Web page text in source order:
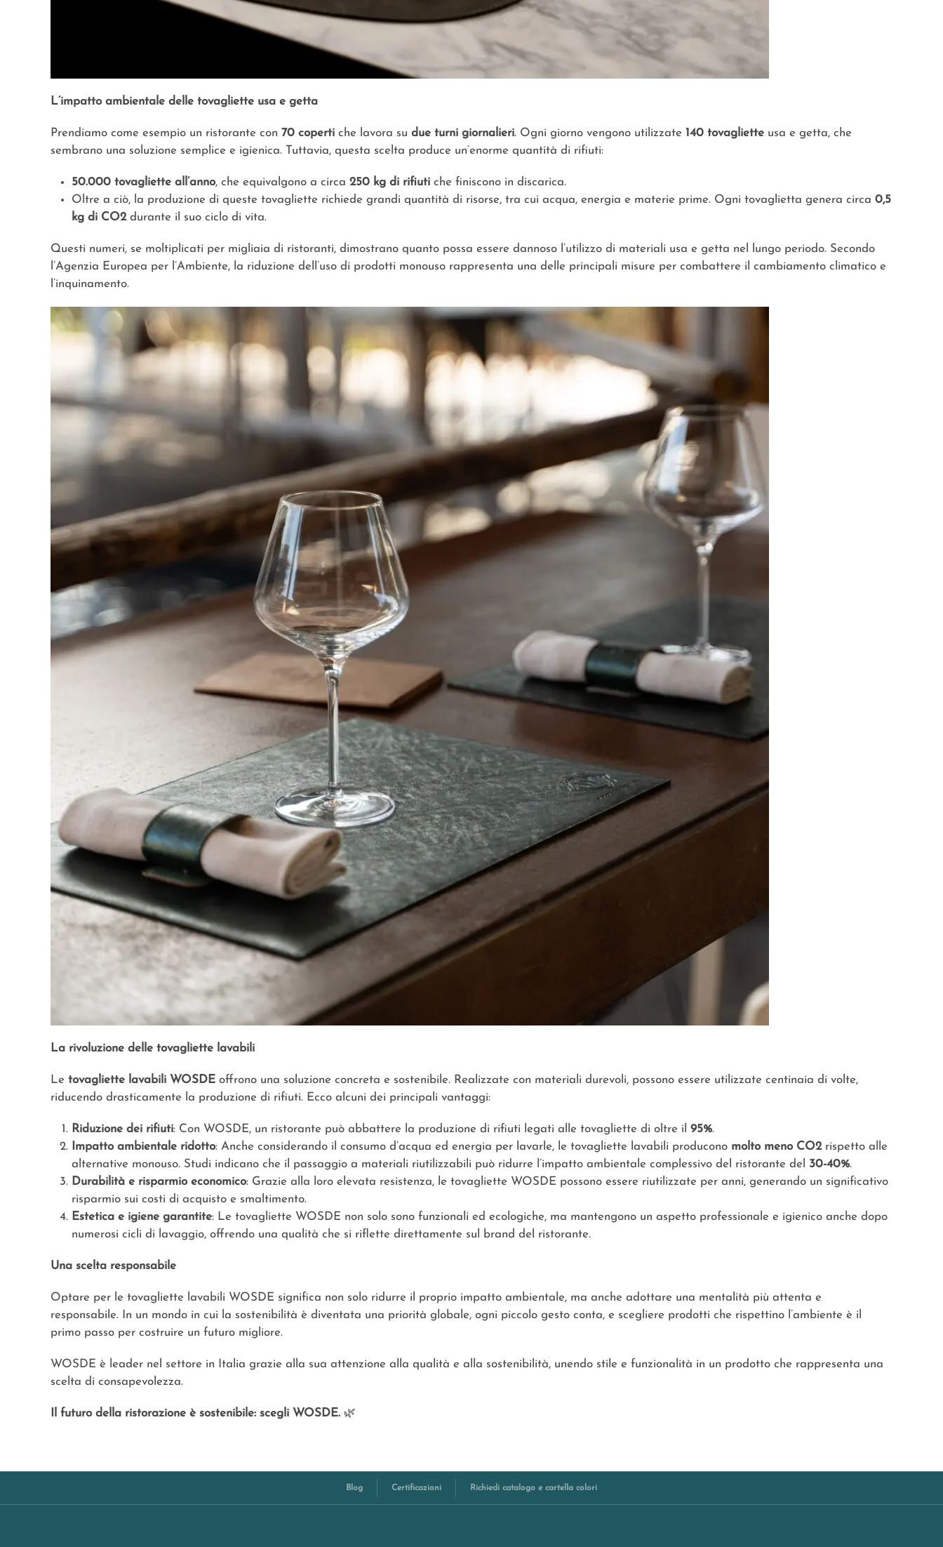
L’impatto ambientale delle tovagliette usa e getta
Prendiamo come esempio un ristorante con 70 coperti che lavora su due turni giornalieri. Ogni giorno vengono utilizzate 140 tovagliette usa e getta, che
sembrano una soluzione semplice e igienica. Tuttavia, questa scelta produce un’enorme quantità di rifiuti:
50.000 tovagliette all’anno, che equivalgono a circa 250 kg di rifiuti che finiscono in discarica.
Oltre a ciò, la produzione di queste tovagliette richiede grandi quantità di risorse, tra cui acqua, energia e materie prime. Ogni tovaglietta genera circa 0,5
kg di CO2durante il suo ciclo di vita.
Questi numeri, se moltiplicati per migliaia di ristoranti, dimostrano quanto possa essere dannoso l’utilizzo di materiali usa e getta nel lungo periodo. Secondo
l’Agenzia Europea per l’Ambiente, la riduzione dell’uso di prodotti monouso rappresenta una delle principali misure per combattere il cambiamento climatico e
l’inquinamento.
La rivoluzione delle tovagliette lavabili
Le tovagliette lavabili WOSDE offrono una soluzione concreta e sostenibile. Realizzate con materiali durevoli, possono essere utilizzate centinaia di volte,
riducendo drasticamente la produzione di rifiuti. Ecco alcuni dei principali vantaggi:
Riduzione dei rifiuti: Con WOSDE, un ristorante può abbattere la produzione di rifiuti legati alle tovagliette di oltre il 95%.
Impatto ambientale ridotto: Anche considerando il consumo d’acqua ed energia per lavarle, le tovagliette lavabili producono molto meno CO2rispetto alle
alternative monouso. Studi indicano che il passaggio a materiali riutilizzabili può ridurre l’impatto ambientale complessivo del ristorante del 30-40%.
Durabilità e risparmio economico: Grazie alla loro elevata resistenza, le tovagliette WOSDE possono essere riutilizzate per anni, generando un significativo
risparmio sui costi di acquisto e smaltimento.
Estetica e igiene garantite: Le tovagliette WOSDE non solo sono funzionali ed ecologiche, ma mantengono un aspetto professionale e igienico anche dopo
numerosi cicli di lavaggio, offrendo una qualità che si riflette direttamente sul brand del ristorante.
Una scelta responsabile
Optare per le tovagliette lavabili WOSDE significa non solo ridurre il proprio impatto ambientale, ma anche adottare una mentalità più attenta e
responsabile. In un mondo in cui la sostenibilità è diventata una priorità globale, ogni piccolo gesto conta, e scegliere prodotti che rispettino l’ambiente è il
primo passo per costruire un futuro migliore.
WOSDE è leader nel settore in Italia grazie alla sua attenzione alla qualità e alla sostenibilità, unendo stile e funzionalità in un prodotto che rappresenta una
scelta di consapevolezza.
Il futuro della ristorazione è sostenibile: scegli WOSDE. 🌿
Blog Certificazioni Richiedi catalogo e cartella colori